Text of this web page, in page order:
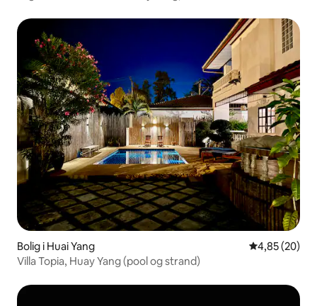
Bolig i Huai Yang 4,85 ud af 5 i
4,85 (20)
Villa Topia, Huay Yang (pool og strand)